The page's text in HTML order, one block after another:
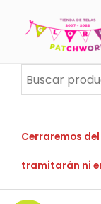
Cerraremos
tramitarán ni